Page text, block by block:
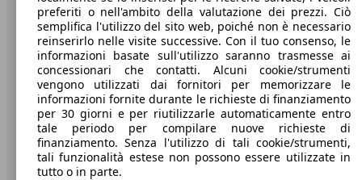
Società
A proposito di AutoScout24
Stampa
Media
Condizioni generali
Informazioni
preferiti o nell'ambito della valutazione dei prezzi. Ciò
semplifica l'utilizzo del sito web, poiché non è necessario
reinserirlo nelle visite successive. Con il tuo consenso, le
informazioni basate sull'utilizzo saranno trasmesse ai
concessionari che contatti. Alcuni cookie/strumenti
vengono utilizzati dai fornitori per memorizzare le
informazioni fornite durante le richieste di finanziamento
per 30 giorni e per riutilizzarle automaticamente entro
tale periodo per compilare nuove richieste di
finanziamento. Senza l'utilizzo di tali cookie/strumenti,
tali funzionalità estese non possono essere utilizzate in
tutto o in parte.